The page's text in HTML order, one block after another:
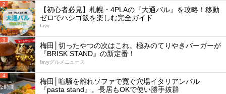
2
【初心者必見】札幌・4PLAの『大通バル』を攻略！移動
ゼロでハシゴ飯を楽しむ完全ガイド
favy
3
梅田│切ったやつの次はこれ。極みのてりやきバーガーが
『BRISK STAND』の新定番！
favyグルメニュース
4
梅田│喧騒を離れソファで寛ぐ穴場イタリアンバル
『pasta stand』。長居もOKで使い勝手抜群